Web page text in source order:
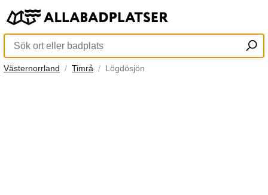
Västernorrland Timrå Lögdösjön